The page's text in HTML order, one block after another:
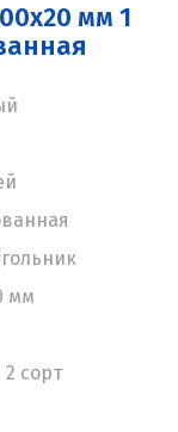
мм 1
мм
2 сорт